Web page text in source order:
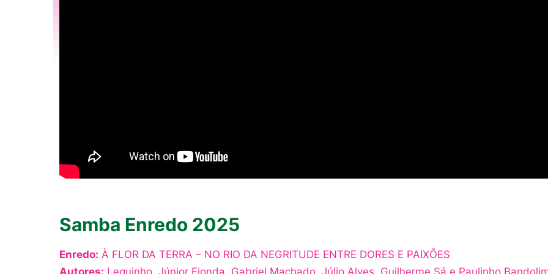
Samba Enredo 2025
Enredo: À FLOR DA TERRA – NO RIO DA NEGRITUDE ENTRE DORES E PAIXÕES
Autores: Lequinho, Júnior Fionda, Gabriel Machado, Júlio Alves, Guilherme Sá e Paulinho